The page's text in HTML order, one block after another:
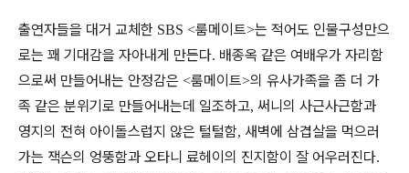
출연자들을 대거 교체한 SBS <룸메이트>는 적어도 인물구성만으
로는 꽤 기대감을 자아내게 만든다. 배종옥 같은 여배우가 자리함
으로써 만들어내는 안정감은 <룸메이트>의 유사가족을 좀 더 가
족 같은 분위기로 만들어내는데 일조하고, 써니의 사근사근함과
영지의 전혀 아이돌스럽지 않은 털털함, 새벽에 삼겹살을 먹으러
가는 잭슨의 엉뚱함과 오타니 료헤이의 진지함이 잘 어우러진다.